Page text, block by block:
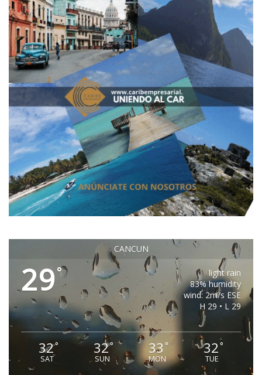
CANCUN
29°
light rain
83% humidity
wind: 2m/s ESE
H 29 • L 29
32°
SAT
32°
SUN
33 °
MON
32°
TUE